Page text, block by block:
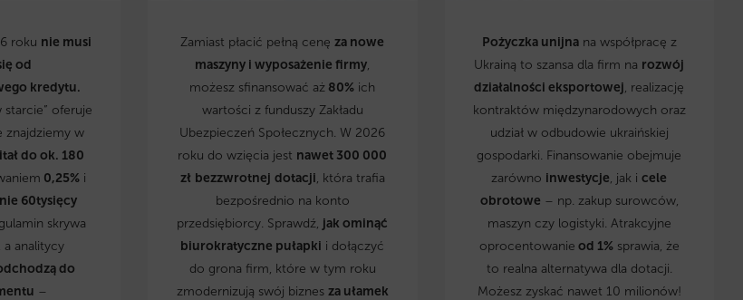
roku nie musi
od
kredytu.
starcie” oferuje
znajdziemy w
do ok. 180
0,25%i
60tysięcy
skrywa
, a analitycy
do
–
Zamiast płacić pełną cenęza nowe
maszyny i wyposażenie firmy,
możesz sfinansować aż 80% ich
wartości z funduszy Zakładu
Ubezpieczeń Społecznych. W 2026
roku do wzięcia jest nawet 300 000
zł bezzwrotnej dotacji, która trafia
bezpośrednio na konto
przedsiębiorcy. Sprawdź, jak ominąć
biurokratyczne pułapki i dołączyć
do grona firm, które w tym roku
zmodernizują swój biznes za ułamek
Pożyczka unijnana współpracę z
Ukrainą to szansa dla firm na rozwój
działalności eksportowej, realizację
kontraktów międzynarodowych oraz
udział w odbudowie ukraińskiej
gospodarki. Finansowanie obejmuje
zarówno inwestycje, jak icele
obrotowe – np. zakup surowców,
maszyn czy logistyki. Atrakcyjne
oprocentowanie od 1%sprawia, że
to realna alternatywa dla dotacji.
Możesz zyskać nawet 10 milionów!